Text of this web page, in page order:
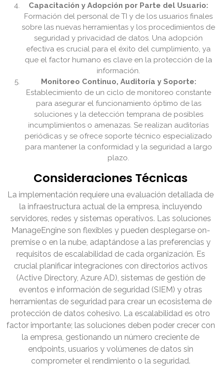
Capacitación y Adopción por Parte del Usuario:
Formación del personal de TI y de los usuarios finales
sobre las nuevas herramientas y los procedimientos de
seguridad y privacidad de datos. Una adopción
efectiva es crucial para el éxito del cumplimiento, ya
que el factor humano es clave en la protección de la
información.
Monitoreo Continuo, Auditoría y Soporte:
Establecimiento de un ciclo de monitoreo constante
para asegurar el funcionamiento óptimo de las
soluciones y la detección temprana de posibles
incumplimientos o amenazas. Se realizan auditorías
periódicas y se ofrece soporte técnico especializado
para mantener la conformidad y la seguridad a largo
plazo.
Consideraciones Técnicas
La implementación requiere una evaluación detallada de
la infraestructura actual de la empresa, incluyendo
servidores, redes y sistemas operativos. Las soluciones
ManageEngine son flexibles y pueden desplegarse on-
premise o en la nube, adaptándose a las preferencias y
requisitos de escalabilidad de cada organización. Es
crucial planificar integraciones con directorios activos
(Active Directory, Azure AD), sistemas de gestión de
eventos e información de seguridad (SIEM) y otras
herramientas de seguridad para crear un ecosistema de
protección de datos cohesivo. La escalabilidad es otro
factor importante; las soluciones deben poder crecer con
la empresa, gestionando un número creciente de
endpoints, usuarios y volúmenes de datos sin
comprometer el rendimiento o la seguridad.